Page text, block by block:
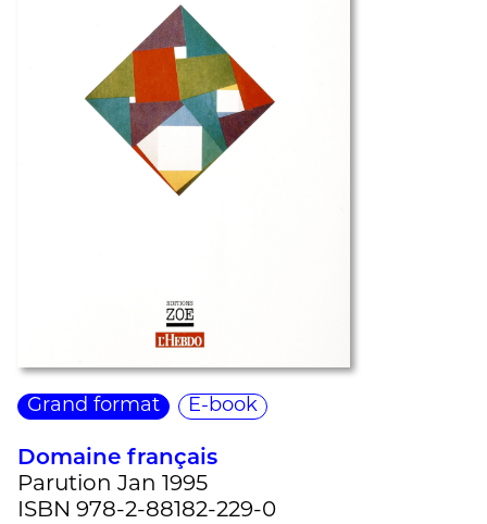
Médiation culturelle
Manuscrits
Foreign rights
Mentions légales
Grand format E-book
Domaine français
Parution Jan 1995
ISBN 978-2-88182-229-0